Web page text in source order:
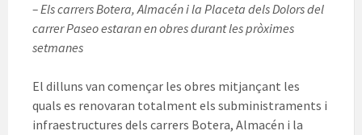
– Els carrers Botera, Almacén i la Placeta dels Dolors del
carrer Paseo estaran en obres durant les pròximes
setmanes
El dilluns van començar les obres mitjançant les
quals es renovaran totalment els subministraments i
infraestructures dels carrers Botera, Almacén i la